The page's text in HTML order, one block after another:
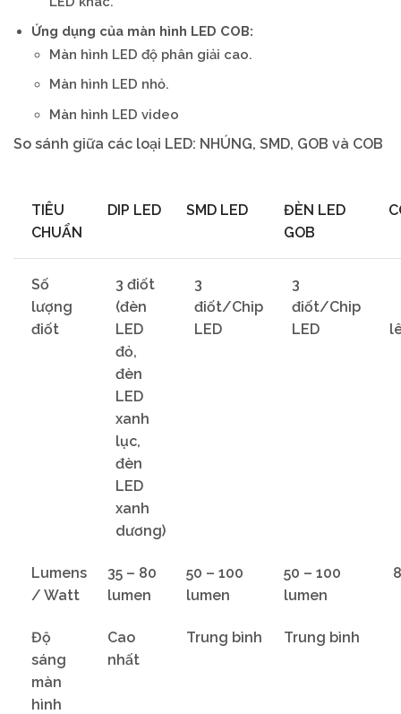
Ứng dụng của màn hình LED COB:
Màn hình LED độ phân giải cao.
Màn hình LED nhỏ.
Màn hình LED video
So sánh giữa các loại LED: NHÚNG, SMD, GOB và COB
TIÊU
CHUẨN
DIP LED SMD LED
ĐÈN LED
GOB
Số
lượng
điốt
3 điốt
(đèn
LED
đỏ,
đèn
LED
xanh
lục,
đèn
LED
xanh
dương)
3
điốt/Chip
LED
3
điốt/Chip
LED
Lumens
/ Watt
35 – 80
lumen
50 – 100
lumen
50 – 100
lumen
Độ
sáng
màn
hình
Cao
nhất
Trung bình Trung bình